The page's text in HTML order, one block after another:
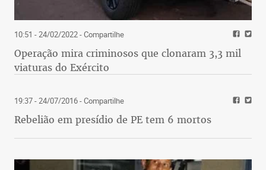
10:51 - 24/02/2022- Compartilhe
Operação mira criminosos que clonaram 3,3 mil
viaturas do Exército
19:37 - 24/07/2016- Compartilhe
Rebelião em presídio de PE tem 6 mortos